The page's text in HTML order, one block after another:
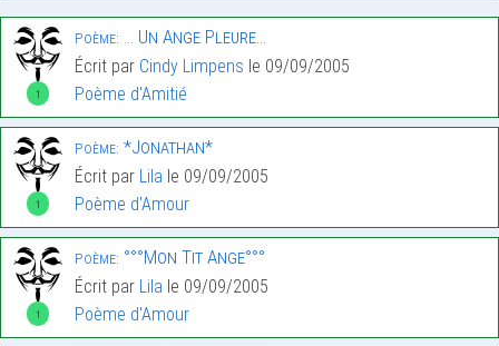
1
Poème: … Un Ange Pleure…
Écrit par Cindy Limpens le 09/09/2005
Poème d'Amitié
1
Poème: *Jonathan*
Écrit par Lila le 09/09/2005
Poème d'Amour
1
Poème: °°°Mon Tit Ange°°°
Écrit par Lila le 09/09/2005
Poème d'Amour